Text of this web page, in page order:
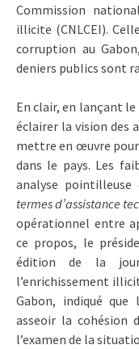
Commission
illicite (CNLCEI).
corruption au
deniers publics sont
En clair, en lançant le
éclairer la vision des
mettre en œuvre
dans le pays. Les
analyse
termes d’assistance
opérationnel entre
ce propos, le
édition de la
l’enrichissement
Gabon, indiqué
asseoir la cohésion
l’examen de la